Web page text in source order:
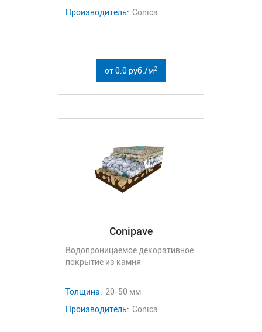
Производитель: Conica
от 0.0 руб./м2
Conipave
Водопроницаемое декоративное
покрытие из камня
Толщина: 20-50 мм
Производитель: Conica